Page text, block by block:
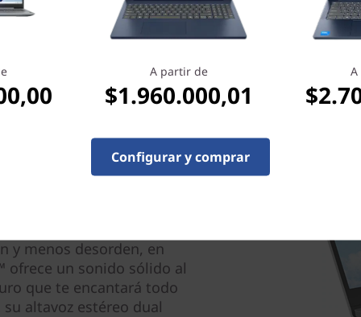
una pantalla compacta, el
estrechos de 2 lados
y menos desorden, en
ofrece un sonido sólido al
que te encantará todo
altavoz estéreo dual
A partir de
$1.960.000,01
Configurar y comprar